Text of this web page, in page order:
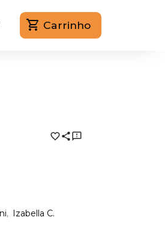
Carrinho
Izabella C.